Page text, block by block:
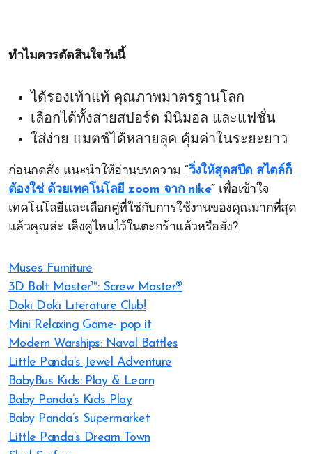
ทำไมควรตัดสินใจวันนี้
ได้รองเท้าแท้ คุณภาพมาตรฐานโลก
เลือกได้ทั้งสายสปอร์ต มินิมอล และแฟชั่น
ใส่ง่าย แมตช์ได้หลายลุค คุ้มค่าในระยะยาว
ก่อนกดสั่ง แนะนำให้อ่านบทความ“วิ่งให้สุดสปีด สไตล์ก็
ต้องใช่ ด้วยเทคโนโลยี zoom จาก nike”เพื่อเข้าใจ
เทคโนโลยีและเลือกคู่ที่ใช่กับการใช้งานของคุณมากที่สุด
แล้วคุณล่ะ เล็งคู่ไหนไว้ในตะกร้าแล้วหรือยัง?
Muses Furniture
3D Bolt Master™: Screw Master®
Doki Doki Literature Club!
Mini Relaxing Game- pop it
Modern Warships: Naval Battles
Little Panda’s Jewel Adventure
BabyBus Kids: Play & Learn
Baby Panda’s Kids Play
Baby Panda’s Supermarket
Little Panda’s Dream Town